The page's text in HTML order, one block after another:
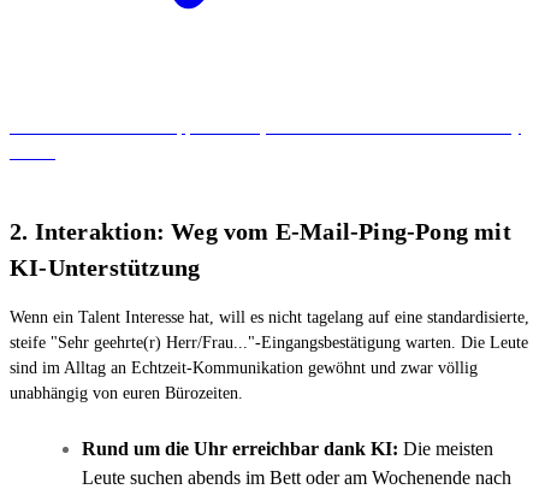
2. Interaktion: Weg vom E-Mail-Ping-Pong mit
KI-Unterstützung
Wenn ein Talent Interesse hat, will es nicht tagelang auf eine standardisierte,
steife "Sehr geehrte(r) Herr/Frau..."-Eingangsbestätigung warten. Die Leute
sind im Alltag an Echtzeit-Kommunikation gewöhnt und zwar völlig
unabhängig von euren Bürozeiten.
Rund um die Uhr erreichbar dank KI: Die meisten
Leute suchen abends im Bett oder am Wochenende nach